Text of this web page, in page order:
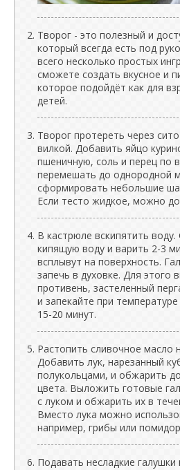
Творог - это полезный и
который всегда есть под
всего несколько простых
сможете создать вкусное и
которое подойдёт как для
детей.
Творог протереть через
вилкой. Добавить яйцо
пшеничную, соль и перец по
перемешать до однородной
сформировать небольшие
Если тесто жидкое, можно
В кастрюле вскипятить
кипящую воду и варить 2-3
всплывут на поверхность.
запечь в духовке. Для этого
противень, застеленный
и запекайте при
15-20 минут.
Растопить сливочное масло
Добавить лук, нарезанный
полукольцами, и обжарить
цвета. Выложить готовые
с луком и обжарить их в
Вместо лука можно
например, грибы или
Подавать несладкие галушки